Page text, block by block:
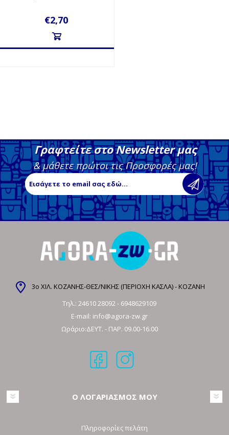
€2,70
Γραφτείτε στο Newsletter μας
& μάθετε πρώτοι τις Προσφορές μας!
3ο ΧΙΛ. ΚΟΖΑΝΗΣ-ΘΕΣ/ΝΙΚΗΣ (ΠΕΡΙΟΧΗ ΚΑΣΛΑ) - ΚΟΖΑΝΗ
Τηλ.: 24610 28092- 6948629109
E-mail: info@agora-zw.gr
Ωράριο:ΔΕΥΤ. - ΠΑΡ. 09.00-16.00
Ο ΛΟΓΑΡΙΑΣΜΟΣ ΜΟΥ
Πληροφορίες πελάτη